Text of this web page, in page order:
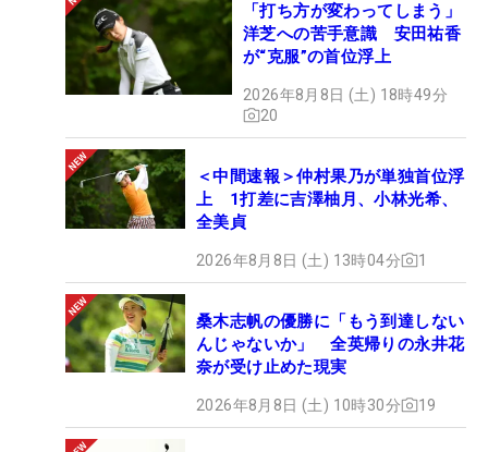
「打ち方が変わってしまう」
洋芝への苦手意識 安田祐香
が“克服”の首位浮上
2026年8月8日 (土) 18時49分
20
＜中間速報＞仲村果乃が単独首位浮
上 1打差に吉澤柚月、小林光希、
全美貞
2026年8月8日 (土) 13時04分 1
桑木志帆の優勝に「もう到達しない
んじゃないか」 全英帰りの永井花
奈が受け止めた現実
2026年8月8日 (土) 10時30分 19